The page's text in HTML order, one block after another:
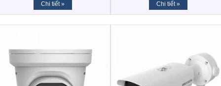
Chi tiết » Chi tiết »